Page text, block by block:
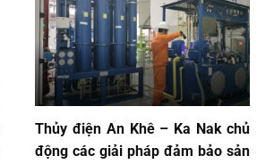
Thủy điện An Khê – Ka Nak chủ
động các giải pháp đảm bảo sản